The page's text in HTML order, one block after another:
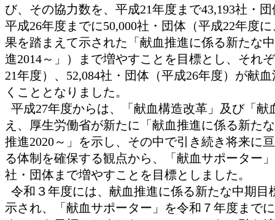
び、その協力数を、平成21年度まで43,193社・
平成26年度までに50,000社・団体（平成22年度
果を踏まえて示された「献血推進に係る新たな
進2014～」）まで増やすことを目標とし、それ
21年度）、52,084社・団体（平成26年度）が献
くこととなりました。
平成27年度からは、「献血構造改革」及び「献
え、厚生労働省が新たに「献血推進に係る新た
推進2020～」を示し、その中で引き続き将来に
る体制を確保する観点から、「献血サポーター
社・団体まで増やすことを目標としました。
令和３年度には、献血推進に係る新たな中期目
示され、「献血サポーター」を令和７年度まで